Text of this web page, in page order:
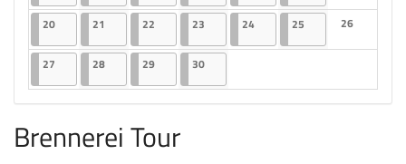
Keine
2020.04.2026
2 Veranstaltungen
21 21.04.2026
2 Veranstaltungen
22 22.04.2026
2 Veranstaltungen
23 23.04.2026
2 Veranstaltungen
2424.04.2026
2 Veranstaltungen
25 25.04.2026
2 Veranstaltungen
26
Keine
27 27.04.2026
2 Veranstaltungen
2828.04.2026
2 Veranstaltungen
2929.04.2026
2 Veranstaltungen
3030.04.2026
2 Veranstaltungen
Brennerei Tour